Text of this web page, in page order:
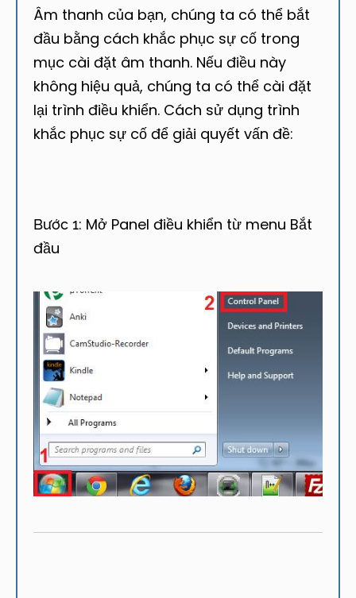
Âm thanh của bạn, chúng ta có thể bắt
đầu bằng cách khắc phục sự cố trong
mục cài đặt âm thanh. Nếu điều này
không hiệu quả, chúng ta có thể cài đặt
lại trình điều khiển. Cách sử dụng trình
khắc phục sự cố để giải quyết vấn đề:
Bước 1: Mở Panel điều khiển từ menu Bắt
đầu